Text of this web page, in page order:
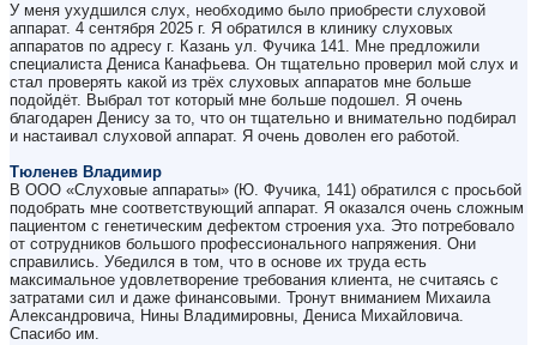
У меня ухудшился слух, необходимо было приобрести слуховой
аппарат. 4 сентября 2025 г. Я обратился в клинику слуховых
аппаратов по адресу г. Казань ул. Фучика 141. Мне предложили
специалиста Дениса Канафьева. Он тщательно проверил мой слух и
стал проверять какой из трёх слуховых аппаратов мне больше
подойдёт. Выбрал тот который мне больше подошел. Я очень
благодарен Денису за то, что он тщательно и внимательно подбирал
и настаивал слуховой аппарат. Я очень доволен его работой.
Тюленев Владимир
В ООО «Слуховые аппараты» (Ю. Фучика, 141) обратился с просьбой
подобрать мне соответствующий аппарат. Я оказался очень сложным
пациентом с генетическим дефектом строения уха. Это потребовало
от сотрудников большого профессионального напряжения. Они
справились. Убедился в том, что в основе их труда есть
максимальное удовлетворение требования клиента, не считаясь с
затратами сил и даже финансовыми. Тронут вниманием Михаила
Александровича, Нины Владимировны, Дениса Михайловича.
Спасибо им.